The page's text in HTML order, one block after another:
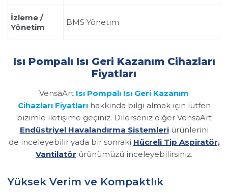
İzleme /
Yönetim
BMS Yönetim
Isı Pompalı Isı Geri Kazanım Cihazları
Fiyatları
VensaArt Isı Pompalı Isı Geri Kazanım
Cihazları Fiyatlarıhakkında bilgi almak için lütfen
bizimle iletişime geçiniz. Dilerseniz diğer VensaArt
Endüstriyel Havalandırma Sistemleriürünlerini
de inceleyebilir yada bir sonraki Hücreli Tip Aspiratör,
Vantilatör ürünümüzü inceleyebilirsiniz.
Yüksek Verim ve Kompaktlık